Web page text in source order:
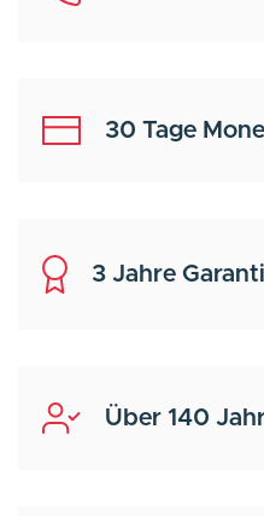
30 Tage
3 Jahre
Über 140